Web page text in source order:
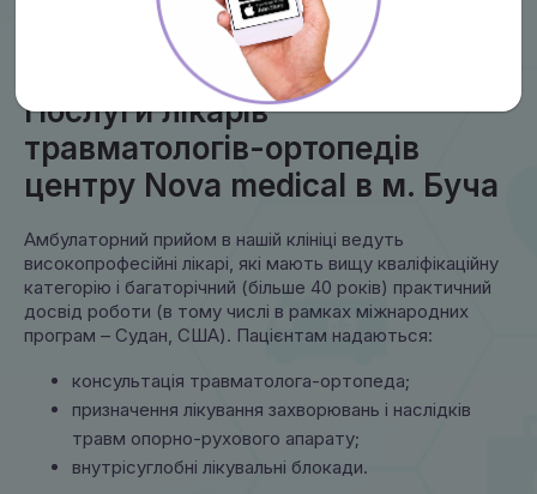
Послуги лікарів
травматологів-ортопедів
центру Nova medical в м. Буча
Амбулаторний прийом в нашій клініці ведуть
високопрофесійні лікарі, які мають вищу кваліфікаційну
категорію і багаторічний (більше 40 років) практичний
досвід роботи (в тому числі в рамках міжнародних
програм – Судан, США). Пацієнтам надаються:
консультація травматолога-ортопеда;
призначення лікування захворювань і наслідків
травм опорно-рухового апарату;
внутрісуглобні лікувальні блокади.